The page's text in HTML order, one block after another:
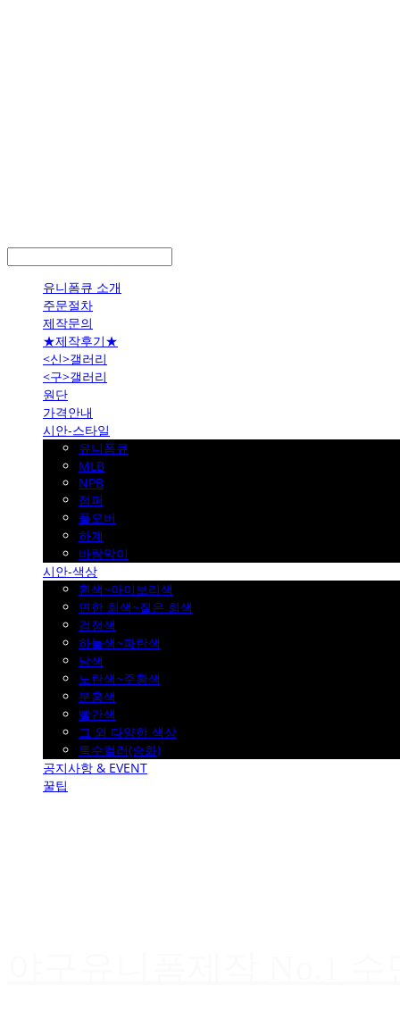
유니폼큐 소개
주문절차
제작문의
★제작후기★
<신>갤러리
<구>갤러리
원단
가격안내
시안-스타일
유니폼큐
MLB
NPB
점퍼
풀오버
하계
바람막이
시안-색상
흰색~아이보리색
연한 회색~짙은 회색
검정색
하늘색~파란색
남색
노란색~주황색
분홍색
빨간색
그 외 다양한 색상
특수컬러(승화)
공지사항 & EVENT
꿀팁